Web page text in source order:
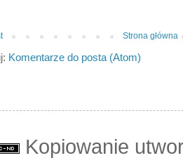
Strona główna
Komentarze do posta (Atom)
Kopiowanie